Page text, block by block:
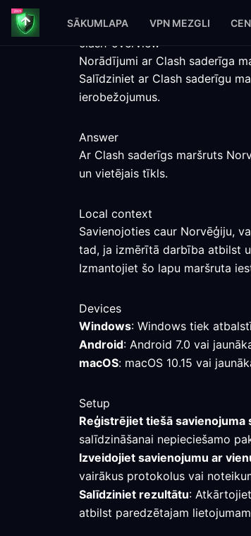
SĀKUMLAPA VPN MEZGLI
clash-overview
Norādījumi ar Clash saderīga
Salīdziniet ar Clash saderīgu
ierobežojumus.
Answer
Ar Clash saderīgs maršruts
un vietējais tīkls.
Local context
Savienojoties caur Norvēģiju,
tad, ja izmērītā darbība atbilst
Izmantojiet šo lapu maršruta
Devices
Windows: Windows tiek
Android: Android 7.0 vai
macOS: macOS 10.15 vai
Setup
Reģistrējiet tiešā
salīdzināšanai nepieciešamo
Izveidojiet savienojumu ar
vairākus protokolus vai
Salīdziniet rezultātu:
atbilst paredzētajam